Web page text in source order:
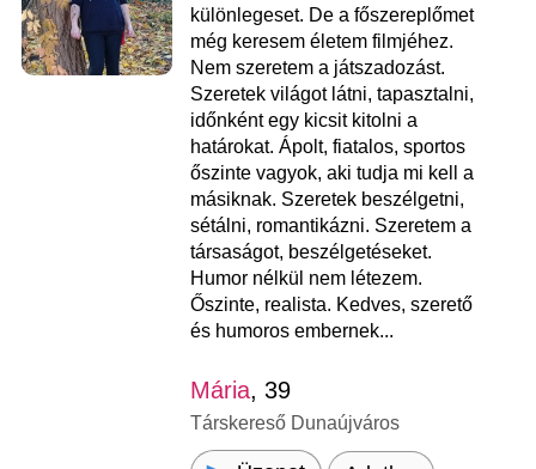
különlegeset. De a főszereplőmet
még keresem életem filmjéhez.
Nem szeretem a játszadozást.
Szeretek világot látni, tapasztalni,
időnként egy kicsit kitolni a
határokat. Ápolt, fiatalos, sportos
őszinte vagyok, aki tudja mi kell a
másiknak. Szeretek beszélgetni,
sétálni, romantikázni. Szeretem a
társaságot, beszélgetéseket.
Humor nélkül nem létezem.
Őszinte, realista. Kedves, szerető
és humoros embernek...
Mária, 39
Társkereső Dunaújváros